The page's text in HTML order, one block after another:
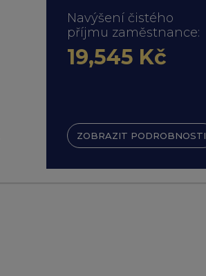
Navýšení čistého
příjmu zaměstnance:
19,545 Kč
ZOBRAZIT PODROBNOSTI